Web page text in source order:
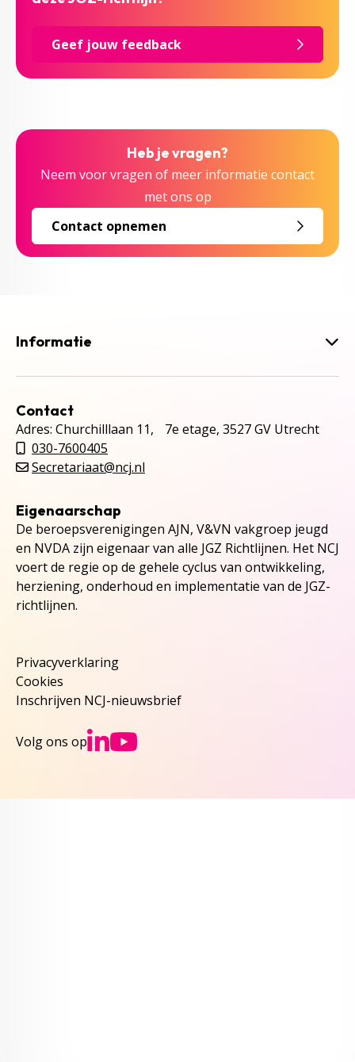
Geef jouw feedback
Heb je vragen?
Neem voor vragen of meer informatie contact
met ons op
Contact opnemen
Informatie
Contact
Adres: Churchilllaan 11, 7e etage, 3527 GV Utrecht
030-7600405
Secretariaat@ncj.nl
Eigenaarschap
De beroepsverenigingen AJN, V&VN vakgroep jeugd
en NVDA zijn eigenaar van alle JGZ Richtlijnen. Het NCJ
voert de regie op de gehele cyclus van ontwikkeling,
herziening, onderhoud en implementatie van de JGZ-
richtlijnen.
Privacyverklaring
Cookies
Inschrijven NCJ-nieuwsbrief
Volg ons op Ga naar NCJs